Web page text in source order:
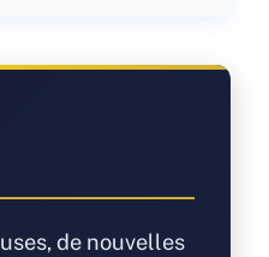
de nouvelles